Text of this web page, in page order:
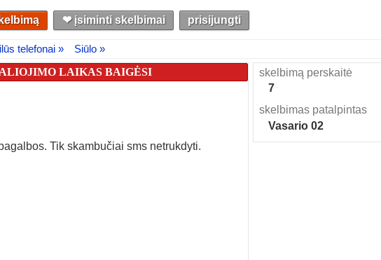
❤︎ įsiminti skelbimai prisijungti
telefonai »
Siūlo »
LAIKAS BAIGĖSI
Tik skambučiai sms netrukdyti.
skelbimą perskaitė
7
skelbimas patalpintas
Vasario 02